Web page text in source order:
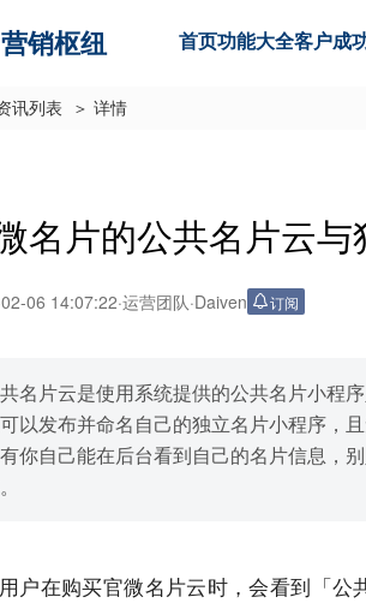
营销枢纽 首页功能大全客户成
讯列表 ＞ 详情
名片的公共名片云
06 14:07:22·运营团队·Daiven 订阅
名片云是使用系统提供的公共名片小程
以发布并命名自己的独立名片小程序，
你自己能在后台看到自己的名片信息，
户在购买官微名片云时，会看到「